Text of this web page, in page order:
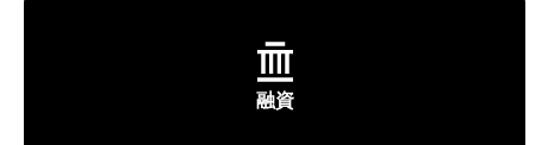
融資